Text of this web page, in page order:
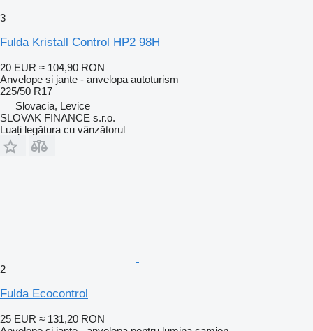
3
Fulda Kristall Control HP2 98H
20 EUR ≈ 104,90 RON
Anvelope si jante - anvelopa autoturism
225/50 R17
Slovacia, Levice
SLOVAK FINANCE s.r.o.
Luați legătura cu vânzătorul
2
Fulda Ecocontrol
25 EUR ≈ 131,20 RON